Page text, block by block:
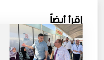
إقرأ أيضاً